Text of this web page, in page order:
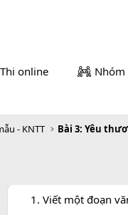
Thi online Nhóm
- KNTT Bài 3: Yêu
1. Viết một đoạn